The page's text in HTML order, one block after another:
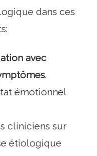
dans ces
avec
.
émotionnel
cliniciens sur
étiologique